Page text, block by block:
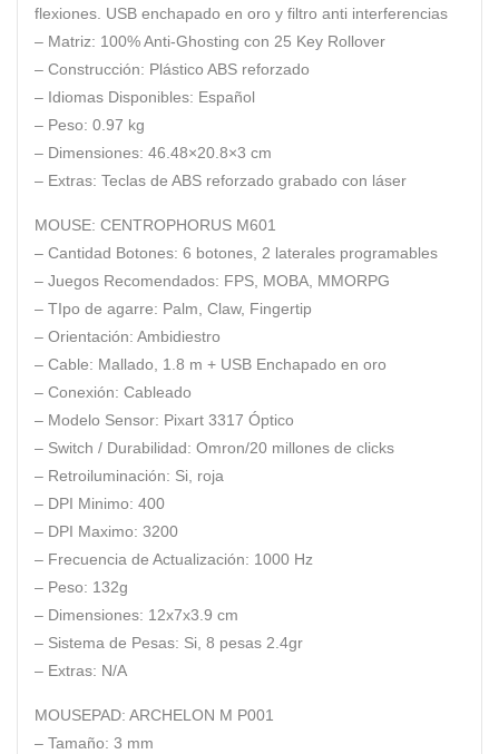
flexiones. USB enchapado en oro y filtro anti interferencias
– Matriz: 100% Anti-Ghosting con 25 Key Rollover
– Construcción: Plástico ABS reforzado
– Idiomas Disponibles: Español
– Peso: 0.97 kg
– Dimensiones: 46.48×20.8×3 cm
– Extras: Teclas de ABS reforzado grabado con láser
MOUSE: CENTROPHORUS M601
– Cantidad Botones: 6 botones, 2 laterales programables
– Juegos Recomendados: FPS, MOBA, MMORPG
– TIpo de agarre: Palm, Claw, Fingertip
– Orientación: Ambidiestro
– Cable: Mallado, 1.8 m + USB Enchapado en oro
– Conexión: Cableado
– Modelo Sensor: Pixart 3317 Óptico
– Switch / Durabilidad: Omron/20 millones de clicks
– Retroiluminación: Si, roja
– DPI Minimo: 400
– DPI Maximo: 3200
– Frecuencia de Actualización: 1000 Hz
– Peso: 132g
– Dimensiones: 12x7x3.9 cm
– Sistema de Pesas: Si, 8 pesas 2.4gr
– Extras: N/A
MOUSEPAD: ARCHELON M P001
– Tamaño: 3 mm